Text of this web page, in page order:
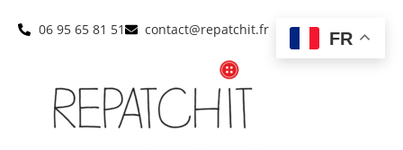
06 95 65 81 51 contact@repatchit.fr FR